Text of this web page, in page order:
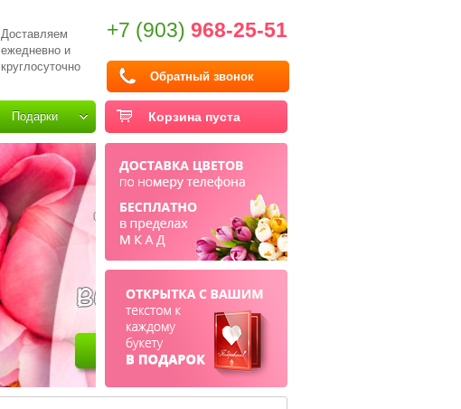
Доставляем
ежедневно и
круглосуточно
+7 (903) 968-25-51
Обратный звонок
Корзина пуста
Подарки